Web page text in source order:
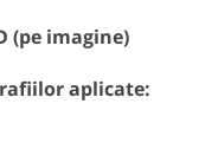
(pe imagine)
aplicate: